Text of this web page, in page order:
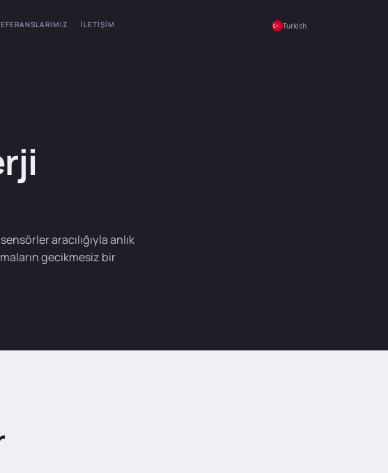
İLETIŞIM Turkish
aracılığıyla anlık
gecikmesiz bir